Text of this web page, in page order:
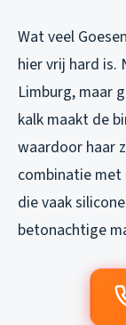
Wat veel
hier vrij hard is.
Limburg, maar
kalk maakt de
waardoor haar
combinatie
die vaak
betonachtige